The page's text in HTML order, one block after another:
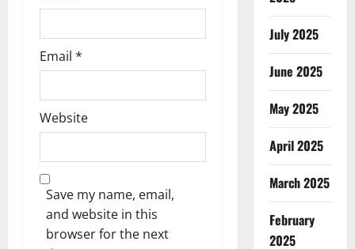
Email *
Website
Save my name, email,
and website in this
browser for the next
July 2025
June 2025
May 2025
April 2025
March 2025
February
2025